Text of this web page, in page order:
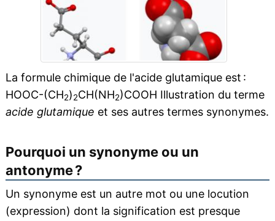
La formule chimique de l'acide glutamique est :
HOOC-(CH2)2CH(NH2)COOH Illustration du terme
acide glutamique et ses autres termes synonymes.
Pourquoi un synonyme ou un
antonyme ?
Un synonyme est un autre mot ou une locution
(expression) dont la signification est presque